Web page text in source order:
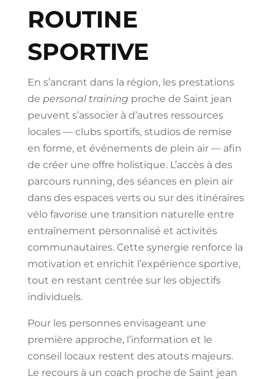
ROUTINE
SPORTIVE
En s’ancrant dans la région, les prestations
de personal training proche de Saint jean
peuvent s’associer à d’autres ressources
locales — clubs sportifs, studios de remise
en forme, et événements de plein air — afin
de créer une offre holistique. L’accès à des
parcours running, des séances en plein air
dans des espaces verts ou sur des itinéraires
vélo favorise une transition naturelle entre
entraînement personnalisé et activités
communautaires. Cette synergie renforce la
motivation et enrichit l’expérience sportive,
tout en restant centrée sur les objectifs
individuels.
Pour les personnes envisageant une
première approche, l’information et le
conseil locaux restent des atouts majeurs.
Le recours à un coach proche de Saint jean